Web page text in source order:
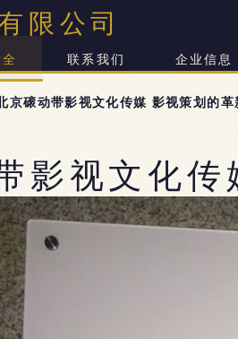
限公司
联系我们 企业信息
京磙动带影视文化传媒 影视策划的
影视文化